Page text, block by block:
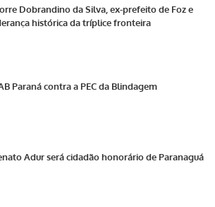
Dobrandino da Silva, ex-prefeito de Foz e
histórica da tríplice fronteira
Paraná contra a PEC da Blindagem
Adur será cidadão honorário de Paranaguá